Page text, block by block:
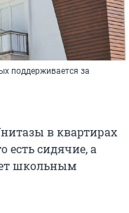
поддерживается за
в квартирах
сидячие, а
школьным